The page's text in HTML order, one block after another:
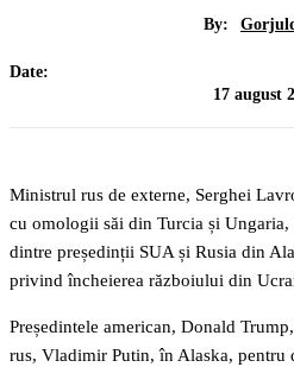
By:
Date:
17 august
Ministrul rus de externe, Serghei
cu omologii săi din Turcia și
dintre președinții SUA și Rusia din
privind încheierea războiului din
Președintele american, Donald
rus, Vladimir Putin, în Alaska, pentru